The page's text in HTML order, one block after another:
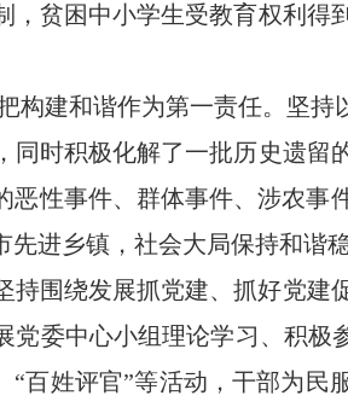
，贫困中小学生受教育权利
构建和谐作为第一责任。坚持
时积极化解了一批历史遗留
恶性事件、群体事件、涉农事
先进乡镇 ，社会大局保持和谐稳
持围绕发展抓党建、抓好党建
党委中心小组理论学习、积极
“百姓评官”等活动 ，干部为民